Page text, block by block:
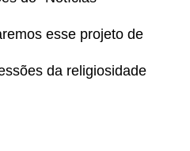
esse projeto de
da religiosidade